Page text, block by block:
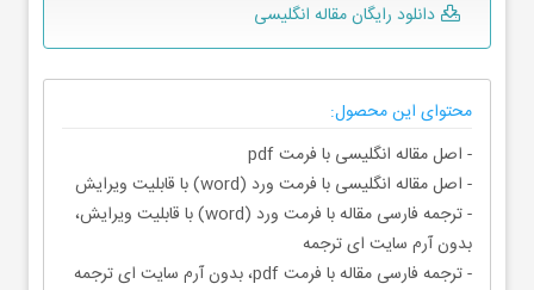
دانلود رایگان مقاله انگلیسی
محتوای این محصول:
- اصل مقاله انگلیسی با فرمت pdf
- اصل مقاله انگلیسی با فرمت ورد (word) با قابلیت ویرایش
- ترجمه فارسی مقاله با فرمت ورد (word) با قابلیت ویرایش،
بدون آرم سایت ای ترجمه
- ترجمه فارسی مقاله با فرمت pdf، بدون آرم سایت ای ترجمه